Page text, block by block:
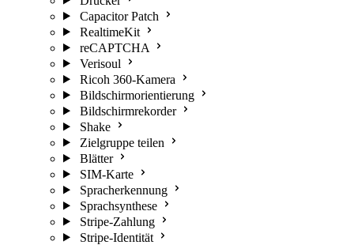
Capacitor Patch
RealtimeKit
reCAPTCHA
Verisoul
Ricoh 360-Kamera
Bildschirmorientierung
Bildschirmrekorder
Shake
Zielgruppe teilen
Blätter
SIM-Karte
Spracherkennung
Sprachsynthese
Stripe-Zahlung
Stripe-Identität